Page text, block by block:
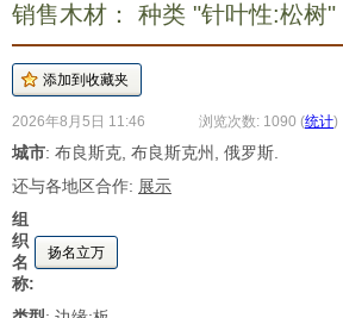
销售木材： 种类 "针叶性:松树
2026年8月5日 11:46 浏览次数: 1090 (统计)
城市: 布良斯克, 布良斯克州, 俄罗斯.
还与各地区合作: 展示
组
织
名
称:
扬名立万